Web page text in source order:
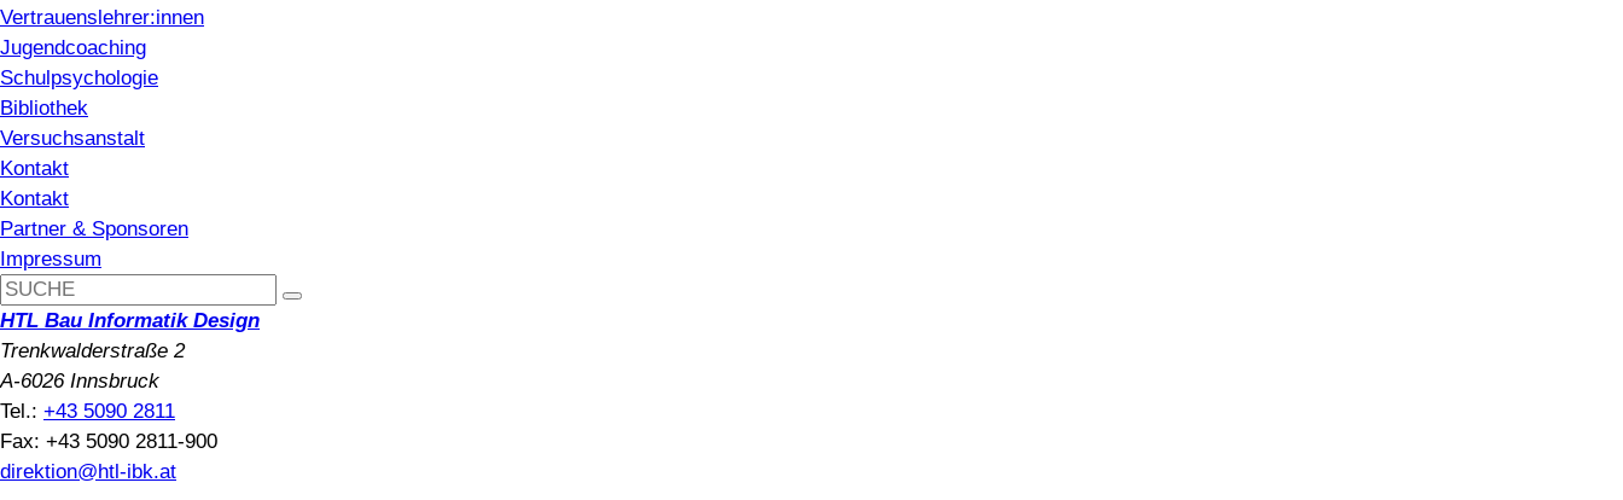
Vertrauenslehrer:innen
Jugendcoaching
Schulpsychologie
Bibliothek
Versuchsanstalt
Kontakt
Kontakt
Partner & Sponsoren
Impressum
HTL Bau Informatik Design
Trenkwalderstraße 2
A-6026 Innsbruck
Tel.: +43 5090 2811
Fax: +43 5090 2811-900
direktion@htl-ibk.at